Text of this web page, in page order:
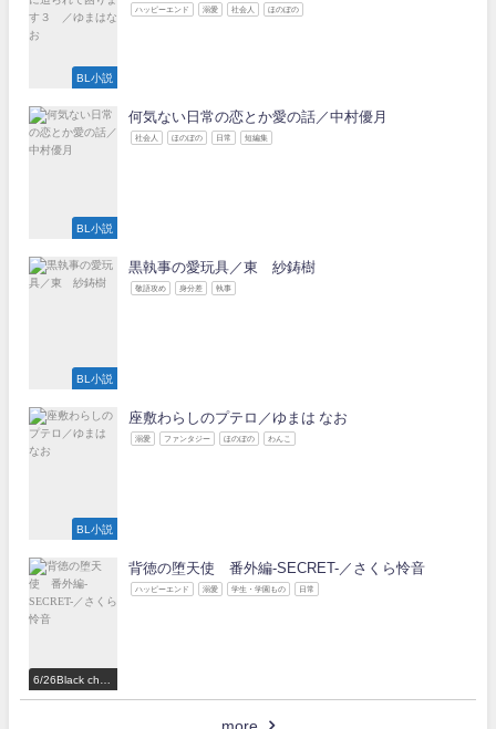
BL小説
ハッピーエンド 溺愛 社会人 ほのぼの
BL小説
何気ない日常の恋とか愛の話／中村優月
社会人 ほのぼの 日常 短編集
BL小説
黒執事の愛玩具／東 紗鋳樹
敬語攻め 身分差 執事
BL小説
座敷わらしのプテロ／ゆまは なお
溺愛 ファンタジー ほのぼの わんこ
6/26Black choc
olate Love 参
背徳の堕天使 番外編-SECRET-／さくら怜音
ハッピーエンド 溺愛 学生・学園もの 日常
more